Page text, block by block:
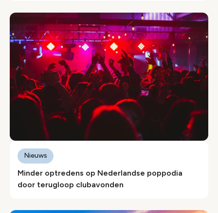
Minder optredens op Nederlandse poppodia
door terugloop clubavonden
Nieuws